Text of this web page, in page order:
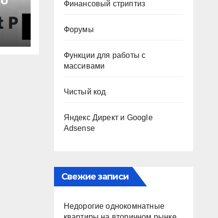
Финансовый стриптиз
Форумы
Функции для работы с
массивами
Чистый код
Яндекс Директ и Google
Adsense
Свежие записи
Недорогие однокомнатные